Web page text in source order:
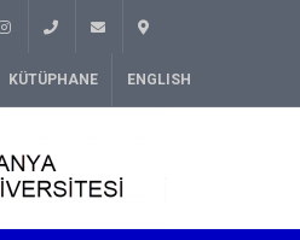
KÜTÜPHANE ENGLISH